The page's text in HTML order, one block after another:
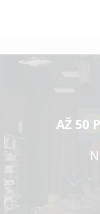
AŽ 50